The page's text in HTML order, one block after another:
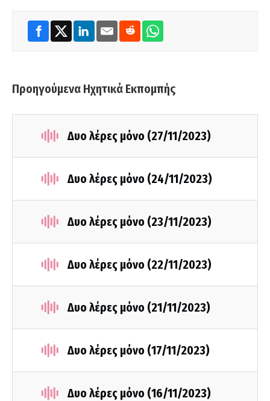
Προηγούμενα Ηχητικά Εκπομπής
Δυο λέρες μόνο (27/11/2023)
Δυο λέρες μόνο (24/11/2023)
Δυο λέρες μόνο (23/11/2023)
Δυο λέρες μόνο (22/11/2023)
Δυο λέρες μόνο (21/11/2023)
Δυο λέρες μόνο (17/11/2023)
Δυο λέρες μόνο (16/11/2023)